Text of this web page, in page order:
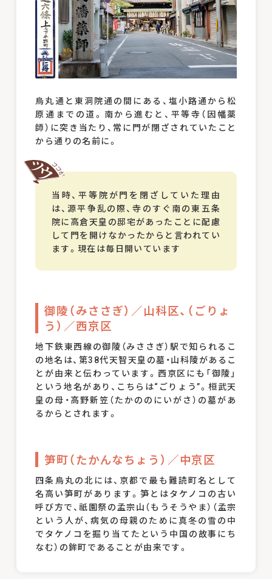
烏丸通と東洞院通の間にある、塩小路通から松
原通までの道。南から進むと、平等寺（因幡薬
師）に突き当たり、常に門が閉ざされていたこと
から通りの名前に。
当時、平等院が門を閉ざしていた理由
は、源平争乱の際、寺のすぐ南の東五条
院に高倉天皇の邸宅があったことに配慮
して門を開けなかったからと言われてい
ます。現在は毎日開いています
御陵（みささぎ）／山科区、（ごりょ
う）／西京区
地下鉄東西線の御陵（みささぎ）駅で知られるこ
の地名は、第38代天智天皇の墓・山科陵があるこ
とが由来と伝わっています。西京区にも「御陵」
という地名があり、こちらは“ごりょう”。桓武天
皇の母・高野新笠（たかののにいがさ）の墓があ
るからとされます。
笋町（たかんなちょう）／中京区
四条烏丸の北には、京都で最も難読町名として
名高い笋町があります。笋とはタケノコの古い
呼び方で、祇園祭の孟宗山（もうそうやま）（孟宗
という人が、病気の母親のために真冬の雪の中
でタケノコを掘り当てたという中国の故事にち
なむ）の鉾町であることが由来です。